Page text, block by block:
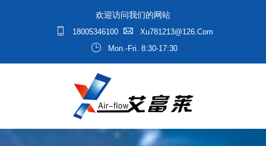
欢迎访问我们的网站
18005346100
Xu781213@126.com
Mon.-Fri. 8:30-17:30